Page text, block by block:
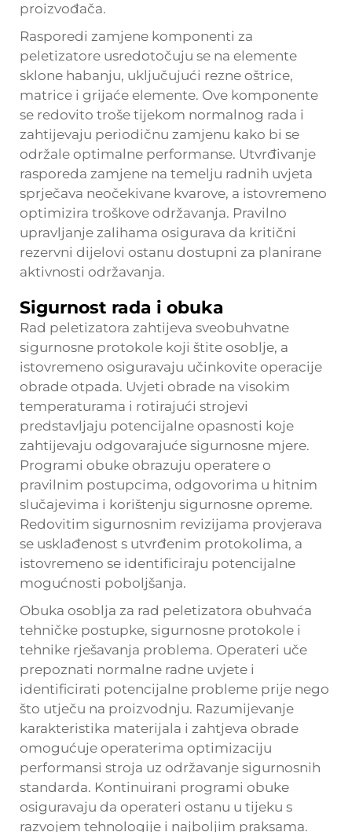
proizvođača.
Rasporedi zamjene komponenti za
peletizatore usredotočuju se na elemente
sklone habanju, uključujući rezne oštrice,
matrice i grijaće elemente. Ove komponente
se redovito troše tijekom normalnog rada i
zahtijevaju periodičnu zamjenu kako bi se
održale optimalne performanse. Utvrđivanje
rasporeda zamjene na temelju radnih uvjeta
sprječava neočekivane kvarove, a istovremeno
optimizira troškove održavanja. Pravilno
upravljanje zalihama osigurava da kritični
rezervni dijelovi ostanu dostupni za planirane
aktivnosti održavanja.
Sigurnost rada i obuka
Rad peletizatora zahtijeva sveobuhvatne
sigurnosne protokole koji štite osoblje, a
istovremeno osiguravaju učinkovite operacije
obrade otpada. Uvjeti obrade na visokim
temperaturama i rotirajući strojevi
predstavljaju potencijalne opasnosti koje
zahtijevaju odgovarajuće sigurnosne mjere.
Programi obuke obrazuju operatere o
pravilnim postupcima, odgovorima u hitnim
slučajevima i korištenju sigurnosne opreme.
Redovitim sigurnosnim revizijama provjerava
se usklađenost s utvrđenim protokolima, a
istovremeno se identificiraju potencijalne
mogućnosti poboljšanja.
Obuka osoblja za rad peletizatora obuhvaća
tehničke postupke, sigurnosne protokole i
tehnike rješavanja problema. Operateri uče
prepoznati normalne radne uvjete i
identificirati potencijalne probleme prije nego
što utječu na proizvodnju. Razumijevanje
karakteristika materijala i zahtjeva obrade
omogućuje operaterima optimizaciju
performansi stroja uz održavanje sigurnosnih
standarda. Kontinuirani programi obuke
osiguravaju da operateri ostanu u tijeku s
razvojem tehnologije i najboljim praksama.